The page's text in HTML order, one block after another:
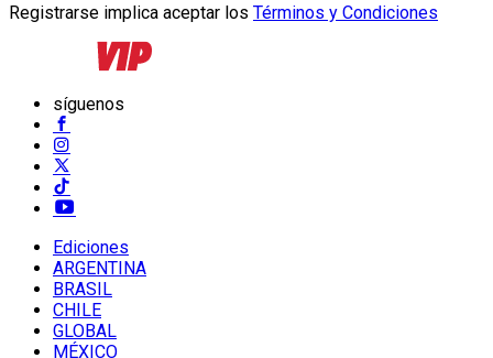
Registrarse implica aceptar los Términos y Condiciones
síguenos
Ediciones
ARGENTINA
BRASIL
CHILE
GLOBAL
MÉXICO